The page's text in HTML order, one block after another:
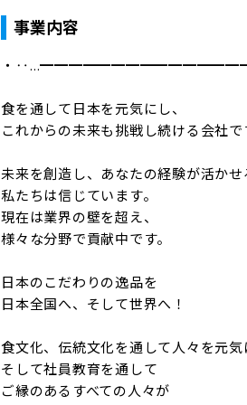
事業内容
・
食を通して日本を元気にし、
これからの未来も挑戦し続ける会社で
未来を創造し、あなたの経験が活かせ
私たちは信じています。
現在は業界の壁を超え、
様々な分野で貢献中です。
日本のこだわりの逸品を
日本全国へ、そして世界へ！
食文化、伝統文化を通して人々を元気
そして社員教育を通して
ご縁のあるすべての人々が